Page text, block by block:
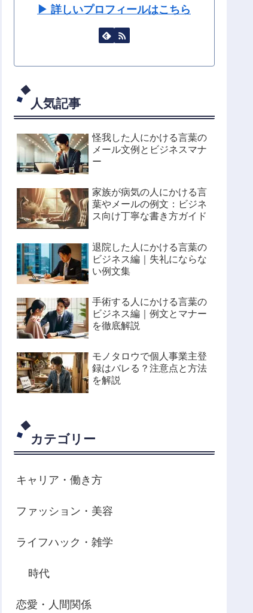
▶︎ 詳しいプロフィールはこちら
人気記事
怪我した人にかける言葉の
メール文例とビジネスマナ
ー
家族が病気の人にかける言
葉やメールの例文：ビジネ
ス向け丁寧な書き方ガイド
退院した人にかける言葉の
ビジネス編｜失礼にならな
い例文集
手術する人にかける言葉の
ビジネス編｜例文とマナー
を徹底解説
モノタロウで個人事業主登
録はバレる？注意点と方法
を解説
カテゴリー
キャリア・働き方
ファッション・美容
ライフハック・雑学
時代
恋愛・人間関係